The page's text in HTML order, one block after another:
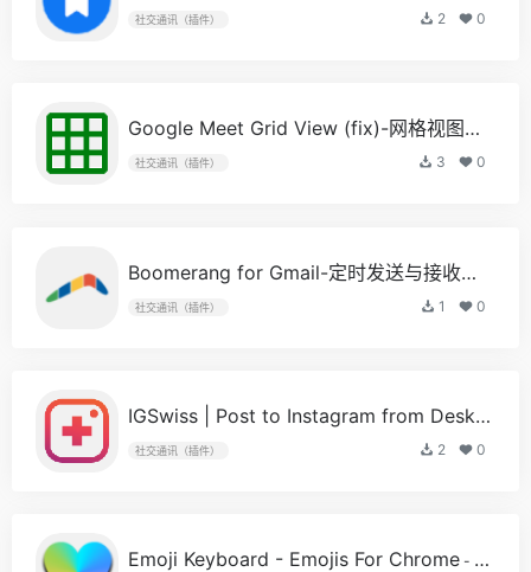
社交通讯（插件） 2 0
Google Meet Grid View (fix)-网格视图浏览器插件
社交通讯（插件） 3 0
Boomerang for Gmail-定时发送与接收电子邮件
社交通讯（插件） 1 0
IGSwiss | Post to Instagram from Desktop
社交通讯（插件） 2 0
Emoji Keyboard - Emojis For Chrome - 最新版